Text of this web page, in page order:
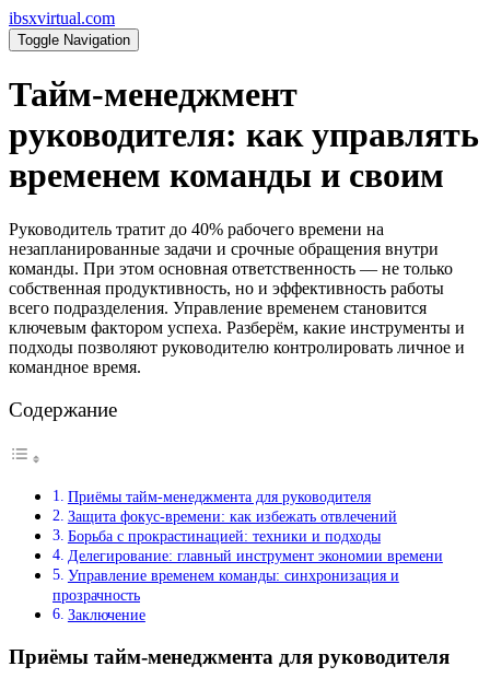
ibsxvirtual.com
Toggle Navigation
Тайм-менеджмент
руководителя: как управлять
временем команды и своим
Руководитель тратит до 40% рабочего времени на
незапланированные задачи и срочные обращения внутри
команды. При этом основная ответственность — не только
собственная продуктивность, но и эффективность работы
всего подразделения. Управление временем становится
ключевым фактором успеха. Разберём, какие инструменты и
подходы позволяют руководителю контролировать личное и
командное время.
Содержание
Приёмы тайм-менеджмента для руководителя
Защита фокус-времени: как избежать отвлечений
Борьба с прокрастинацией: техники и подходы
Делегирование: главный инструмент экономии времени
Управление временем команды: синхронизация и
прозрачность
Заключение
Приёмы тайм-менеджмента для руководителя